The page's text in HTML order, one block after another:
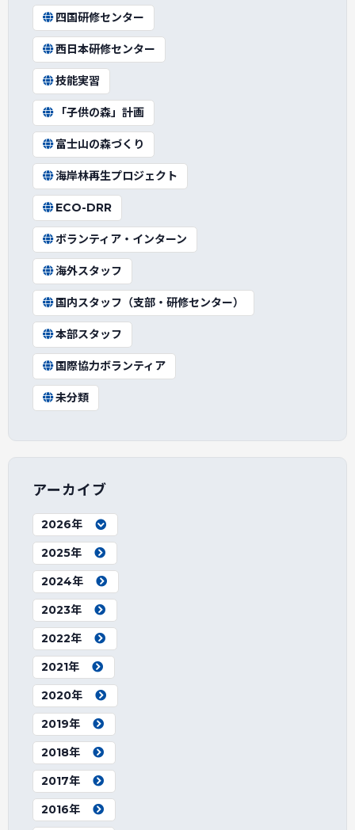
四国研修センター
西日本研修センター
技能実習
「子供の森」計画
富士山の森づくり
海岸林再生プロジェクト
ECO-DRR
ボランティア・インターン
海外スタッフ
国内スタッフ（支部・研修センター）
本部スタッフ
国際協力ボランティア
未分類
アーカイブ
2026年
2025年
2024年
2023年
2022年
2021年
2020年
2019年
2018年
2017年
2016年